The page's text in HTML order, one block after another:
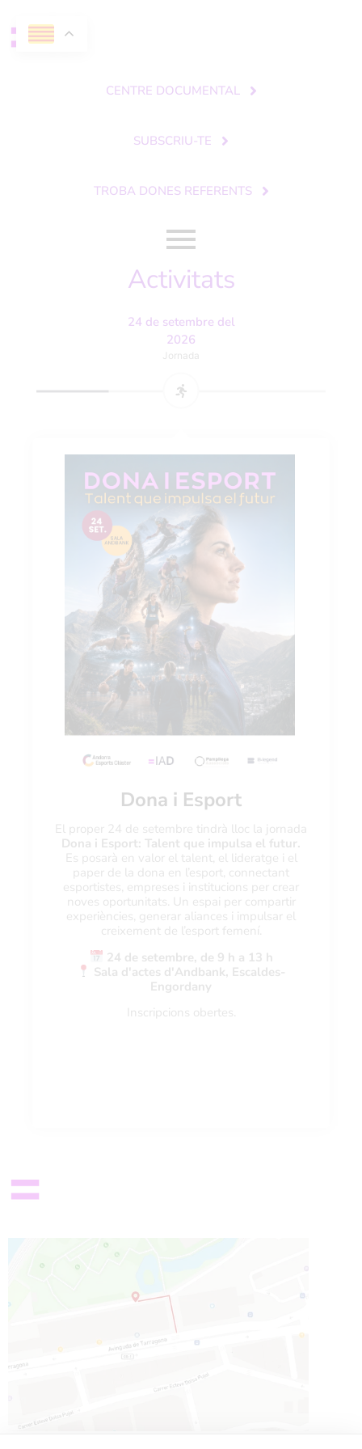
CENTRE DOCUMENTAL
SUBSCRIU-TE
TROBA DONES REFERENTS
Activitats
24 de setembre del
2026
Jornada
Dona i Esport
El proper 24 de setembre tindrà lloc la jornada
Dona i Esport: Talent que impulsa el futur.
Es posarà en valor el talent, el lideratge i el
paper de la dona en l’esport, connectant
esportistes, empreses i institucions per crear
noves oportunitats. Un espai per compartir
experiències, generar aliances i impulsar el
creixement de l’esport femení.
24 de setembre, de 9 h a 13 h
Sala d'actes d'Andbank, Escaldes-
Engordany
Inscripcions obertes.